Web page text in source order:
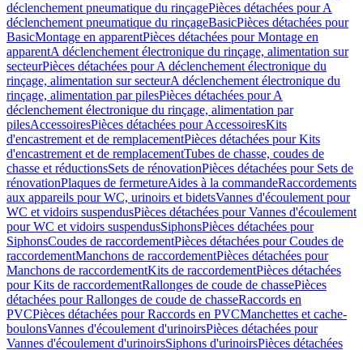
déclenchement pneumatique du rinçagePièces détachées pour A
déclenchement pneumatique du rinçageBasicPièces détachées pour
BasicMontage en apparentPièces détachées pour Montage en
apparentA déclenchement électronique du rinçage, alimentation sur
secteurPièces détachées pour A déclenchement électronique du
rinçage, alimentation sur secteurA déclenchement électronique du
rinçage, alimentation par pilesPièces détachées pour A
déclenchement électronique du rinçage, alimentation par
pilesAccessoiresPièces détachées pour AccessoiresKits
d'encastrement et de remplacementPièces détachées pour Kits
d'encastrement et de remplacementTubes de chasse, coudes de
chasse et réductionsSets de rénovationPièces détachées pour Sets de
rénovationPlaques de fermetureAides à la commandeRaccordements
aux appareils pour WC, urinoirs et bidetsVannes d'écoulement pour
WC et vidoirs suspendusPièces détachées pour Vannes d'écoulement
pour WC et vidoirs suspendusSiphonsPièces détachées pour
SiphonsCoudes de raccordementPièces détachées pour Coudes de
raccordementManchons de raccordementPièces détachées pour
Manchons de raccordementKits de raccordementPièces détachées
pour Kits de raccordementRallonges de coude de chassePièces
détachées pour Rallonges de coude de chasseRaccords en
PVCPièces détachées pour Raccords en PVCManchettes et cache-
boulonsVannes d'écoulement d'urinoirsPièces détachées pour
Vannes d'écoulement d'urinoirsSiphons d'urinoirsPièces détachées